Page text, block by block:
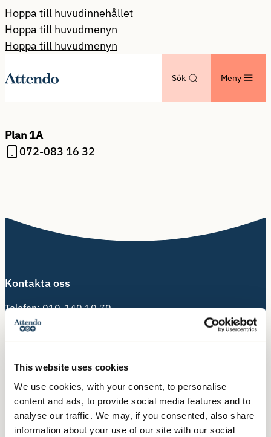
This website uses cookies
We use cookies, with your consent, to personalise
content and ads, to provide social media features and to
analyse our traffic. We may, if you consented, also share
information about your use of our site with our social
Hoppa till huvudinnehållet
Hoppa till huvudmenyn
Hoppa till huvudmenyn
Sök Meny
Plan 1A
072-083 16 32
Kontakta oss
Telefon:010-140 10 70
113 31 Stockholm
Postadress:
Box 3020, 103 61 Stockholm